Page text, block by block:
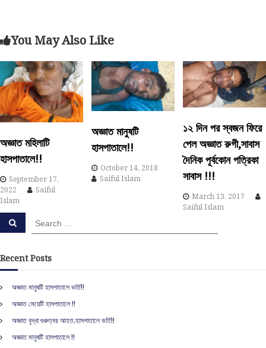
s
t
n
a
v
i
g
a
i
o
n
You May Also Like
অজ্ঞাত মহিলাটি
হাসপাতালে!!
September 17,
2022
Saiful
Islam
অজ্ঞাত মানুষটি
হাসপাতালে!!
October 14, 2018
Saiful Islam
১২ দিন পর স্বজন ফিরে
পেল অজ্ঞাত রুগী,সাবাস
দৈনিক পূর্বকোন পত্রিকা
সাবাস !!!
March 13, 2017
Saiful Islam
e
r
c
f
o
r
S
h
Recent Posts
অজ্ঞাত মানুষটি হাসপাতালে ভর্তি!!
অজ্ঞাত মেয়েটি হাসপাতালে !!
অজ্ঞাত বৃদ্ধা গুরুত্বর আহত,হাসপাতালে ভর্তি!!
অজ্ঞাত মানুষটি হাসপাতালে !!